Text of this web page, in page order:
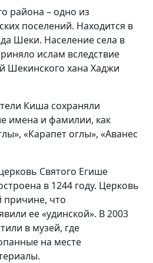
района – одно из
поселений. Находится в
Шеки. Население села в
ислам вследствие
Шекинского хана Хаджи
Киша сохраняли
имена и фамилии, как
«Карапет оглы», «Аванес
Святого Егише
в 1244 году. Церковь
причине, что
ee «удинской». В 2003
в музей, где
на месте